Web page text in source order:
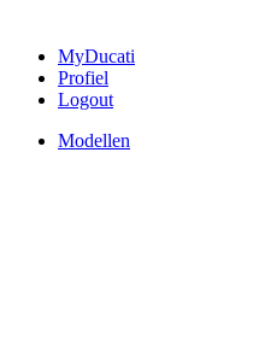
MyDucati
Profiel
Logout
Modellen